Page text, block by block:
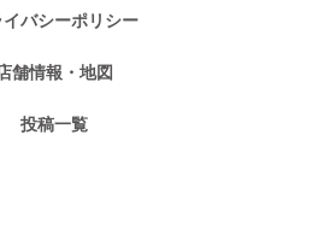
イバシーポリシー
舗情報・地図
投稿一覧